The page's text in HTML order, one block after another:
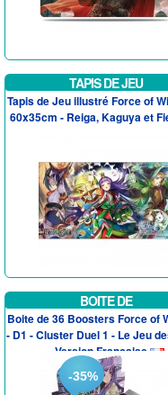
TAPIS DE JEU
Tapis de Jeu illustré Force of
60x35cm - Reiga, Kaguya et
BOITE DE
Boite de 36 Boosters Force of
- D1 - Cluster Duel 1 - Le Jeu
- Version Francaise
-35%